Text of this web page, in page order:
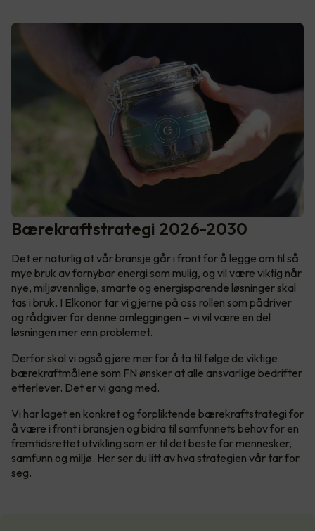
Bærekraftstrategi 2026-2030
Det er naturlig at vår bransje går i front for å legge om til så
mye bruk av fornybar energi som mulig, og vil være viktig når
nye, miljøvennlige, smarte og energisparende løsninger skal
tas i bruk. I Elkonor tar vi gjerne på oss rollen som pådriver
og rådgiver for denne omleggingen – vi vil være en del
løsningen mer enn problemet.
Derfor skal vi også gjøre mer for å ta til følge de viktige
bærekraftmålene som FN ønsker at alle ansvarlige bedrifter
etterlever. Det er vi gang med.
Vi har laget en konkret og forpliktende bærekraftstrategi for
å være i front i bransjen og bidra til samfunnets behov for en
fremtidsrettet utvikling som er til det beste for mennesker,
samfunn og miljø. Her ser du litt av hva strategien vår tar for
seg.